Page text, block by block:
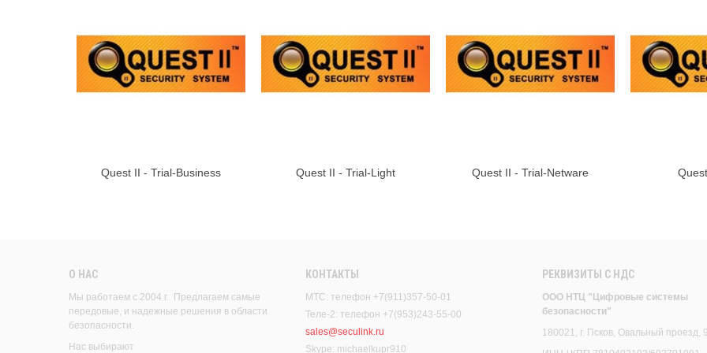
В корзину
Quest II - Trial-Business В корзину
Quest II - Trial-Light В корзину
Quest II - Trial-Netware
О НАС
Мы работаем с 2004 г. Предлагаем самые
передовые, и надежные решения в области
безопасности.
Нас выбирают
КОНТАКТЫ
МТС: телефон +7(911)357-50-01
Теле-2: телефон +7(953)243-55-00
sales@seculink.ru
Skype: michaelkupr910
РЕКВИЗИТЫ C НДС
ООО НТЦ "Цифровые системы
безопасности"
180021, г. Псков, Овальный проезд, 9